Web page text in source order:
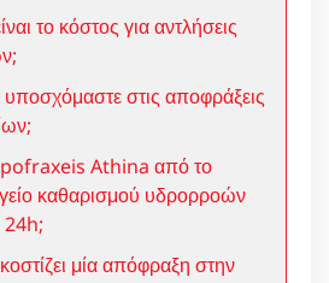
το κόστος για αντλήσεις
υποσχόμαστε στις αποφράξεις
Athina από το
καθαρισμού υδρορροών
24h;
μία απόφραξη στην